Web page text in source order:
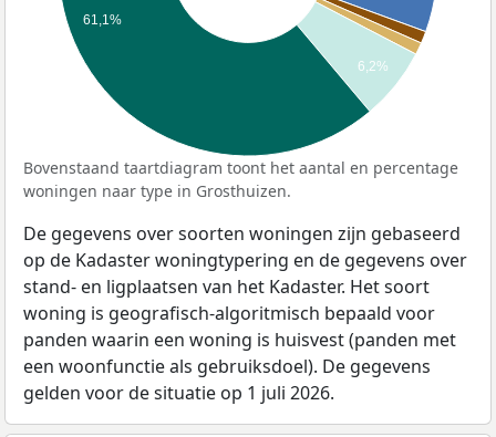
6,2%
61,1%
Bovenstaand taartdiagram toont het aantal en percentage
woningen naar type in Grosthuizen.
De gegevens over soorten woningen zijn gebaseerd
op de Kadaster woningtypering en de gegevens over
stand- en ligplaatsen van het Kadaster. Het soort
woning is geografisch-algoritmisch bepaald voor
panden waarin een woning is huisvest (panden met
een woonfunctie als gebruiksdoel). De gegevens
gelden voor de situatie op 1 juli 2026.